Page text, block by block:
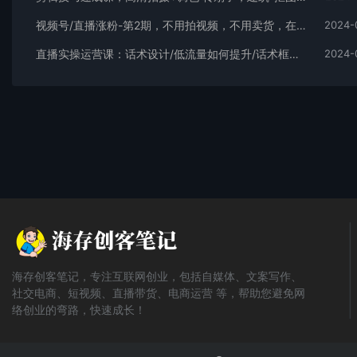
视频号/直播涨粉-第2期，不用拍视频，不用卖货，在直播间做菜，就可以搞钱 2024-
直播实操运营课：话术设计/低流量如何提升/话术框架/全场燃爆/非常干货 2024-
海存创客笔记，专注互联网创业，包括自媒体、文案写作、
社交电商、短视频、直播带货、电商运营 等，帮助您避免网
络创业的弯路，快速成长！